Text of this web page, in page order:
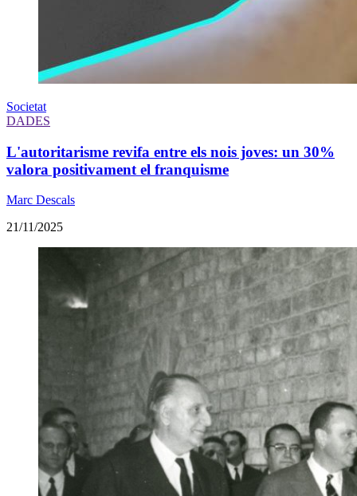
Societat
DADES
L'autoritarisme revifa entre els nois joves: un 30%
valora positivament el franquisme
Marc Descals
21/11/2025